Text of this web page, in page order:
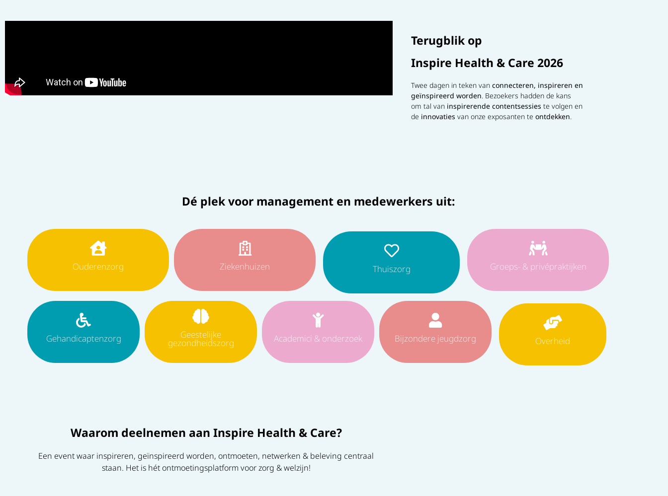
Terugblik op
Inspire Health & Care 2026
Twee dagen in teken van connecteren, inspireren en
geïnspireerd worden. Bezoekers hadden de kans
om tal van inspirerende contentsessies te volgen en
de innovaties van onze exposanten te ontdekken.
Dé plek voor management en medewerkers uit:
Ouderenzorg Ziekenhuizen Thuiszorg Groeps- & privépraktijken
Gehandicaptenzorg Geestelijke
gezondheidszorg Academici & onderzoek Bijzondere jeugdzorg Overheid
Waarom deelnemen aan Inspire Health & Care?
Een event waar inspireren, geïnspireerd worden, ontmoeten, netwerken & beleving centraal
staan. Het is hét ontmoetingsplatform voor zorg & welzijn!